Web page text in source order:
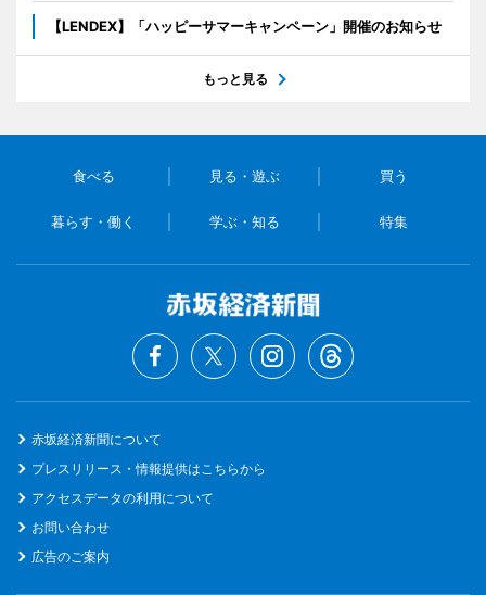
【LENDEX】「ハッピーサマーキャンペーン」開催のお知らせ
もっと見る
食べる 見る・遊ぶ 買う
暮らす・働く 学ぶ・知る 特集
赤坂経済新聞について
プレスリリース・情報提供はこちらから
アクセスデータの利用について
お問い合わせ
広告のご案内